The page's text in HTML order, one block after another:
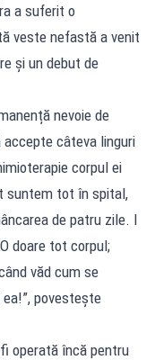
a suferit o
veste nefastă a venit
și un debut de
nevoie de
câteva linguri
corpul ei
suntem tot în spital,
de patru zile. I
doare tot corpul;
văd cum se
povestește
operată încă pentru